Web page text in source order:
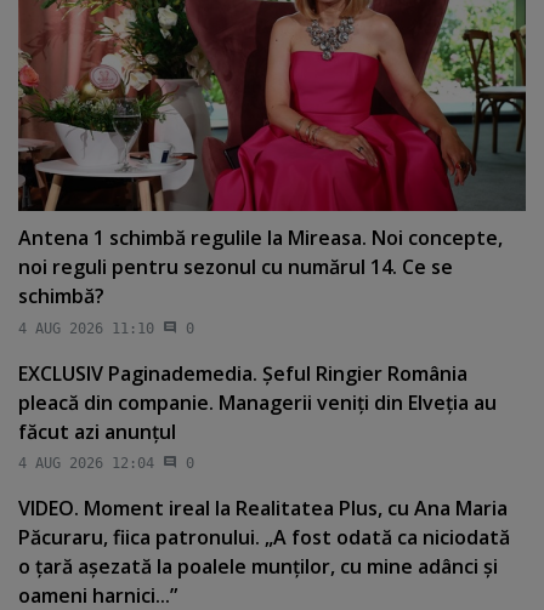
Antena 1 schimbă regulile la Mireasa. Noi concepte,
noi reguli pentru sezonul cu numărul 14. Ce se
schimbă?
4 AUG 2026 11:10 0
EXCLUSIV Paginademedia. Şeful Ringier România
pleacă din companie. Managerii veniţi din Elveţia au
făcut azi anunţul
4 AUG 2026 12:04 0
VIDEO. Moment ireal la Realitatea Plus, cu Ana Maria
Păcuraru, fiica patronului. „A fost odată ca niciodată
o ţară aşezată la poalele munţilor, cu mine adânci şi
oameni harnici...”